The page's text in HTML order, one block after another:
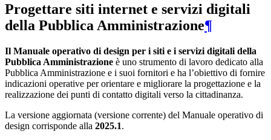
Progettare siti internet e servizi digitali
della Pubblica Amministrazione¶
Il Manuale operativo di design per i siti e i servizi digitali della
Pubblica Amministrazione è uno strumento di lavoro dedicato alla
Pubblica Amministrazione e i suoi fornitori e ha l’obiettivo di fornire
indicazioni operative per orientare e migliorare la progettazione e la
realizzazione dei punti di contatto digitali verso la cittadinanza.
La versione aggiornata (versione corrente) del Manuale operativo di
design corrisponde alla 2025.1.